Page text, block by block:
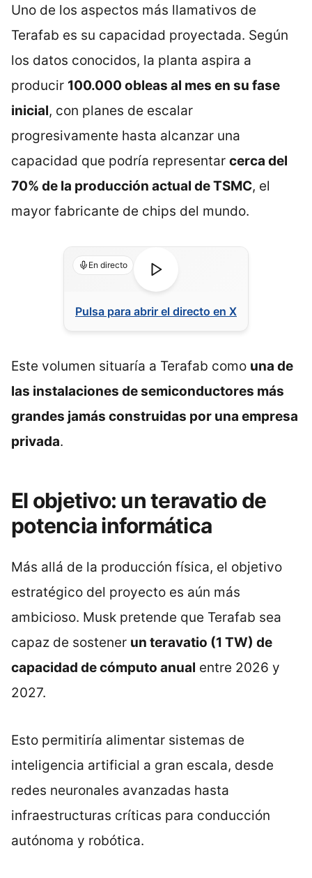
Uno de los aspectos más llamativos de
Terafab es su capacidad proyectada. Según
los datos conocidos, la planta aspira a
producir 100.000 obleas al mes en su fase
inicial, con planes de escalar
progresivamente hasta alcanzar una
capacidad que podría representar cerca del
70% de la producción actual de TSMC, el
mayor fabricante de chips del mundo.
En directo
Pulsa para abrir el directo en X
Este volumen situaría a Terafab como una de
las instalaciones de semiconductores más
grandes jamás construidas por una empresa
privada.
El objetivo: un teravatio de
potencia informática
Más allá de la producción física, el objetivo
estratégico del proyecto es aún más
ambicioso. Musk pretende que Terafab sea
capaz de sostener un teravatio (1 TW) de
capacidad de cómputo anual entre 2026 y
2027.
Esto permitiría alimentar sistemas de
inteligencia artificial a gran escala, desde
redes neuronales avanzadas hasta
infraestructuras críticas para conducción
autónoma y robótica.